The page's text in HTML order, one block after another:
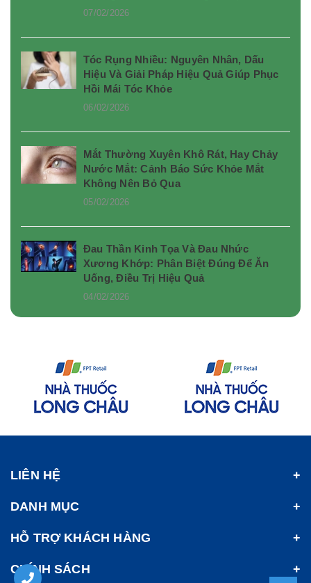
07/02/2026
Tóc Rụng Nhiều: Nguyên Nhân, Dấu
Hiệu Và Giải Pháp Hiệu Quả Giúp Phục
Hồi Mái Tóc Khỏe
06/02/2026
Mắt Thường Xuyên Khô Rát, Hay Chảy
Nước Mắt: Cảnh Báo Sức Khỏe Mắt
Không Nên Bỏ Qua
05/02/2026
Đau Thần Kinh Tọa Và Đau Nhức
Xương Khớp: Phân Biệt Đúng Để Ăn
Uống, Điều Trị Hiệu Quả
04/02/2026
LIÊN HỆ
DANH MỤC
HỖ TRỢ KHÁCH HÀNG
CHÍNH SÁCH